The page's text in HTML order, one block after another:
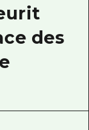
transport en
des